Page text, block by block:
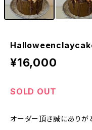
¥16,000
SOLD OUT
オーダー頂き誠にありが